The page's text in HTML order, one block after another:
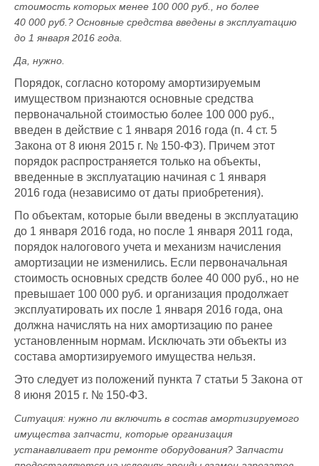
стоимость которых менее 100 000 руб., но более
40 000 руб.? Основные средства введены в эксплуатацию
до 1 января 2016 года.
Да, нужно.
Порядок, согласно которому амортизируемым
имуществом признаются основные средства
первоначальной стоимостью более 100 000 руб.,
введен в действие с 1 января 2016 года (п. 4 ст. 5
Закона от 8 июня 2015 г. № 150-ФЗ). Причем этот
порядок распространяется только на объекты,
введенные в эксплуатацию начиная с 1 января
2016 года (независимо от даты приобретения).
По объектам, которые были введены в эксплуатацию
до 1 января 2016 года, но после 1 января 2011 года,
порядок налогового учета и механизм начисления
амортизации не изменились. Если первоначальная
стоимость основных средств более 40 000 руб., но не
превышает 100 000 руб. и организация продолжает
эксплуатировать их после 1 января 2016 года, она
должна начислять на них амортизацию по ранее
установленным нормам. Исключать эти объекты из
состава амортизируемого имущества нельзя.
Это следует из положений пункта 7 статьи 5 Закона от
8 июня 2015 г. № 150-ФЗ.
Ситуация: нужно ли включить в состав амортизируемого
имущества запчасти, которые организация
устанавливает при ремонте оборудования? Запчасти